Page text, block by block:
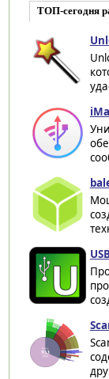
ТОП-сегодня